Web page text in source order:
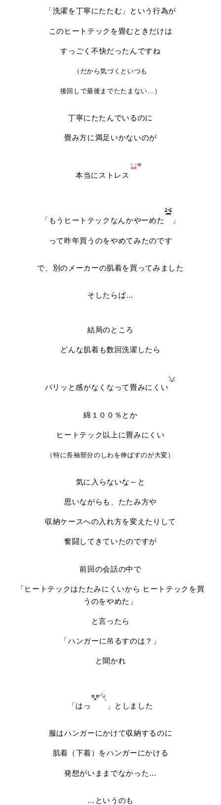
「洗濯を丁寧にたたむ」という行為が
このヒートテックを畳むときだけは
すっごく不快だったんですね
（だから気づくといつも
後回しで最後までたたまない…）
丁寧にたたんでいるのに
畳み方に満足いかないのが
本当にストレス
「もうヒートテックなんかやーめた 」
って昨年買うのをやめてみたのです
で、別のメーカーの肌着を買ってみました
そしたらば…
結局のところ
どんな肌着も数回洗濯したら
パリッと感がなくなって畳みにくい
綿１００％とか
ヒートテック以上に畳みにくい
（特に長袖部分のしわを伸ばすのが大変）
気に入らないな～と
思いながらも、たたみ方や
収納ケースへの入れ方を変えたりして
奮闘してきていたのですが
前回の会話の中で
「ヒートテックはたたみにくいから ヒートテックを買
うのをやめた」
と言ったら
「ハンガーに吊るすのは？」
と聞かれ
「はっ 」としました
服はハンガーにかけて収納するのに
肌着（下着）をハンガーにかける
発想がいままでなかった…
…というのも